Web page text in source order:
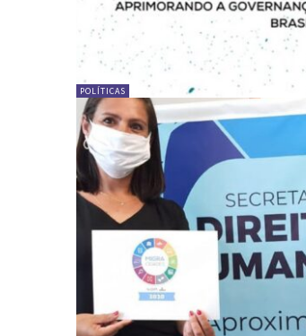
POLÍTICAS